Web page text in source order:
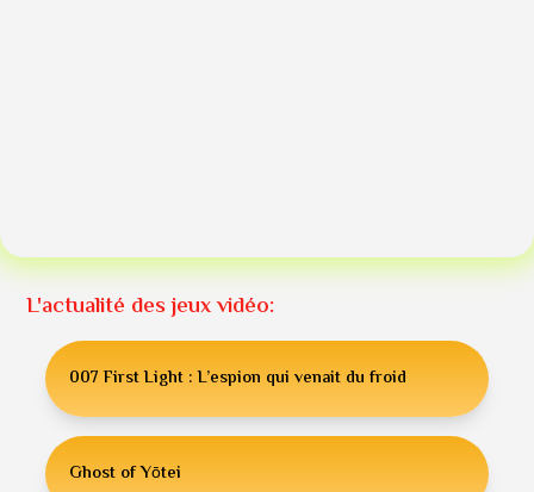
L'actualité des jeux vidéo:
007 First Light : L’espion qui venait du froid
Ghost of Yōtei